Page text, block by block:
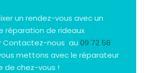
un rendez-vous avec un
réparation de rideaux
Contactez-nous au09 72 58
mettons avec le réparateur
de chez-vous !